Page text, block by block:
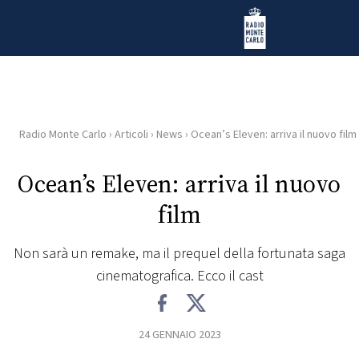
Radio Monte Carlo
HOME
RADIO
RADIO
Radio Monte Carlo › Articoli › News › Ocean’s Eleven: arriva il nuovo film
Ocean’s Eleven: arriva il nuovo
film
Non sarà un remake, ma il prequel della fortunata saga
cinematografica. Ecco il cast
24 GENNAIO 2023